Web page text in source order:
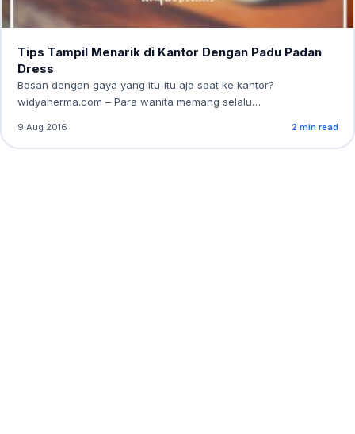
Tips Tampil Menarik di Kantor Dengan Padu Padan
Dress
Bosan dengan gaya yang itu-itu aja saat ke kantor?
widyaherma.com – Para wanita memang selalu…
9 Aug 2016 2 min read